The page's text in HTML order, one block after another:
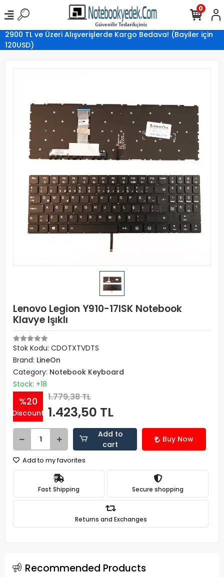
2900 TL ve Üzeri Alışverişlerde Kargo Bedava! (Bayiler için
120USD)
0
Lenovo Legion Y910-17ISK Notebook
Klavye Işıklı
Stok Kodu: CDOTXTVDTS
Brand: LineOn
Category: Notebook Keyboard
Stock: +18
%20
Discount
1.779,38 TL
1.423,50 TL
Add to
cart
Buy Now
Add to my favorites
Fast Shipping Secure shopping
Returns and Exchanges
Recommended Products